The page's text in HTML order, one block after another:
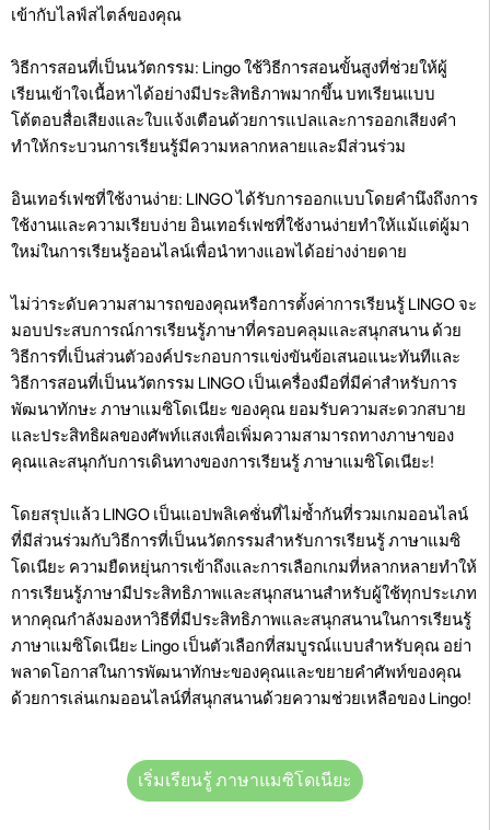
เข้ากับไลฟ์สไตล์ของคุณ
วิธีการสอนที่เป็นนวัตกรรม: Lingo ใช้วิธีการสอนขั้นสูงที่ช่วยให้ผู้
เรียนเข้าใจเนื้อหาได้อย่างมีประสิทธิภาพมากขึ้น บทเรียนแบบ
โต้ตอบสื่อเสียงและใบแจ้งเตือนด้วยการแปลและการออกเสียงคำ
ทำให้กระบวนการเรียนรู้มีความหลากหลายและมีส่วนร่วม
อินเทอร์เฟซที่ใช้งานง่าย: LINGO ได้รับการออกแบบโดยคำนึงถึงการ
ใช้งานและความเรียบง่าย อินเทอร์เฟซที่ใช้งานง่ายทำให้แม้แต่ผู้มา
ใหม่ในการเรียนรู้ออนไลน์เพื่อนำทางแอพได้อย่างง่ายดาย
ไม่ว่าระดับความสามารถของคุณหรือการตั้งค่าการเรียนรู้ LINGO จะ
มอบประสบการณ์การเรียนรู้ภาษาที่ครอบคลุมและสนุกสนาน ด้วย
วิธีการที่เป็นส่วนตัวองค์ประกอบการแข่งขันข้อเสนอแนะทันทีและ
วิธีการสอนที่เป็นนวัตกรรม LINGO เป็นเครื่องมือที่มีค่าสำหรับการ
พัฒนาทักษะ ภาษาแมซิโดเนียะ ของคุณ ยอมรับความสะดวกสบาย
และประสิทธิผลของศัพท์แสงเพื่อเพิ่มความสามารถทางภาษาของ
คุณและสนุกกับการเดินทางของการเรียนรู้ ภาษาแมซิโดเนียะ!
โดยสรุปแล้ว LINGO เป็นแอปพลิเคชั่นที่ไม่ซ้ำกันที่รวมเกมออนไลน์
ที่มีส่วนร่วมกับวิธีการที่เป็นนวัตกรรมสำหรับการเรียนรู้ ภาษาแมซิ
โดเนียะ ความยืดหยุ่นการเข้าถึงและการเลือกเกมที่หลากหลายทำให้
การเรียนรู้ภาษามีประสิทธิภาพและสนุกสนานสำหรับผู้ใช้ทุกประเภท
หากคุณกำลังมองหาวิธีที่มีประสิทธิภาพและสนุกสนานในการเรียนรู้
ภาษาแมซิโดเนียะ Lingo เป็นตัวเลือกที่สมบูรณ์แบบสำหรับคุณ อย่า
พลาดโอกาสในการพัฒนาทักษะของคุณและขยายคำศัพท์ของคุณ
ด้วยการเล่นเกมออนไลน์ที่สนุกสนานด้วยความช่วยเหลือของ Lingo!
เริ่มเรียนรู้ ภาษาแมซิโดเนียะ